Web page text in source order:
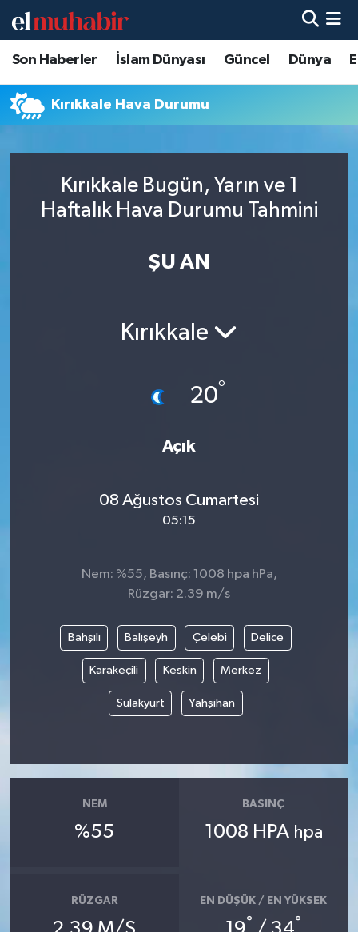
Son Haberler İslam Dünyası Güncel Dünya
Kırıkkale Hava Durumu
Kırıkkale Bugün, Yarın ve 1
Haftalık Hava Durumu Tahmini
ŞU AN
Kırıkkale
20°
Açık
08 Ağustos Cumartesi
05:15
Nem: %55, Basınç: 1008 hpa hPa,
Rüzgar: 2.39 m/s
Bahşılı Balışeyh Çelebi Delice
Karakeçili Keskin Merkez
Sulakyurt Yahşihan
NEM
%55
BASINÇ
1008 HPA hpa
RÜZGAR EN DÜŞÜK / EN YÜKSEK
° °
Hava Durumu
Trafik Durumu
Tüm Manşetler